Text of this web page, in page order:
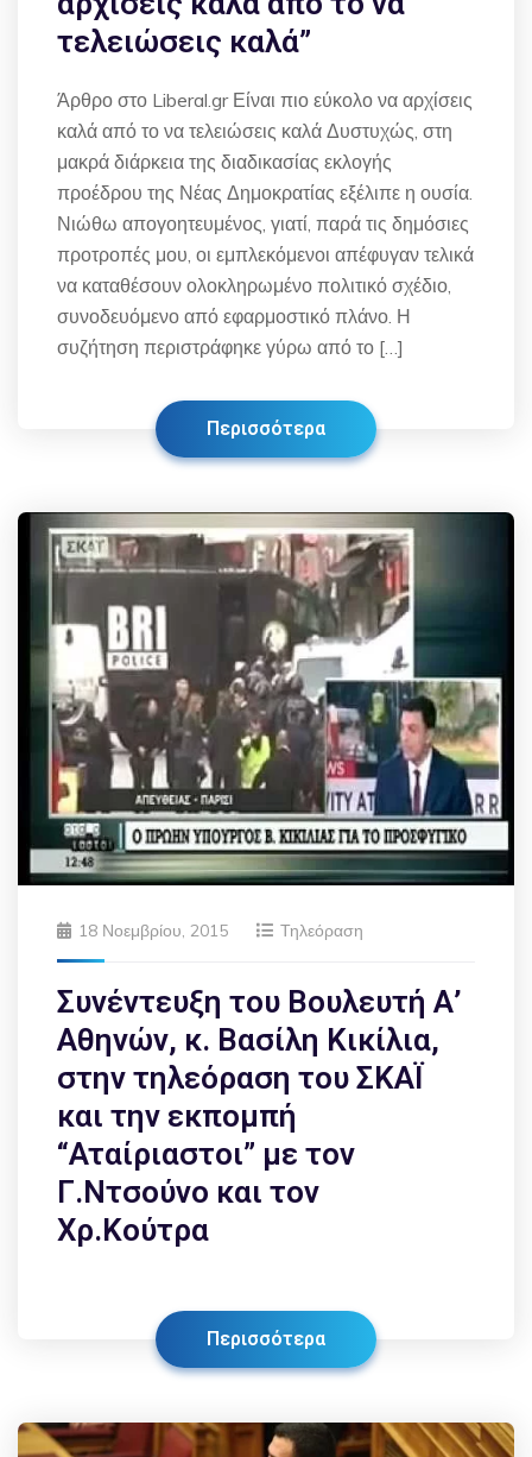
τελειώσεις καλά”
Άρθρο στο Liberal.gr Είναι πιο εύκολο να αρχίσεις
καλά από το να τελειώσεις καλά Δυστυχώς, στη
μακρά διάρκεια της διαδικασίας εκλογής
προέδρου της Νέας Δημοκρατίας εξέλιπε η ουσία.
Νιώθω απογοητευμένος, γιατί, παρά τις δημόσιες
προτροπές μου, οι εμπλεκόμενοι απέφυγαν τελικά
να καταθέσουν ολοκληρωμένο πολιτικό σχέδιο,
συνοδευόμενο από εφαρμοστικό πλάνο. Η
συζήτηση περιστράφηκε γύρω από το […]
Περισσότερα
18 Νοεμβρίου, 2015 Τηλεόραση
Συνέντευξη του Βουλευτή Α’
Αθηνών, κ. Βασίλη Κικίλια,
στην τηλεόραση του ΣΚΑΪ
και την εκπομπή
“Αταίριαστοι” με τον
Γ.Ντσούνο και τον
Χρ.Κούτρα
Περισσότερα